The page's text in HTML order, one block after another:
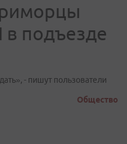
подъезде
- пишут пользователи
Общество